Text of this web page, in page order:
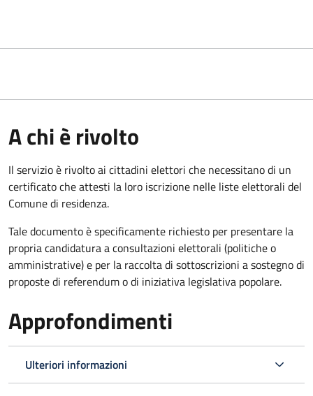
A chi è rivolto
Il servizio è rivolto ai cittadini elettori che necessitano di un
certificato che attesti la loro iscrizione nelle liste elettorali del
Comune di residenza.
Tale documento è specificamente richiesto per presentare la
propria candidatura a consultazioni elettorali (politiche o
amministrative) e per la raccolta di sottoscrizioni a sostegno di
proposte di referendum o di iniziativa legislativa popolare.
Approfondimenti
Ulteriori informazioni